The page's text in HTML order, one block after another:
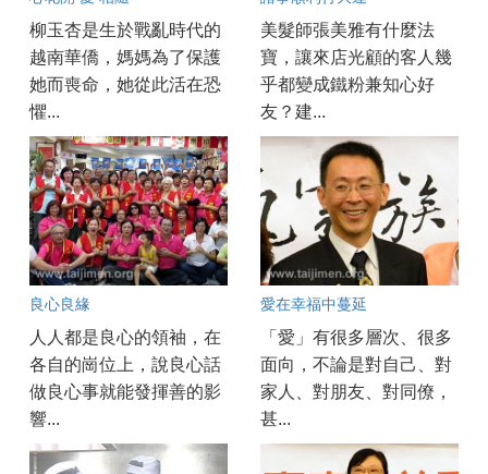
柳玉杏是生於戰亂時代的
越南華僑，媽媽為了保護
她而喪命，她從此活在恐
懼...
美髮師張美雅有什麼法
寶，讓來店光顧的客人幾
乎都變成鐵粉兼知心好
友？建...
良心良緣
人人都是良心的領袖，在
各自的崗位上，說良心話
做良心事就能發揮善的影
響...
愛在幸福中蔓延
「愛」有很多層次、很多
面向，不論是對自己、對
家人、對朋友、對同僚，
甚...